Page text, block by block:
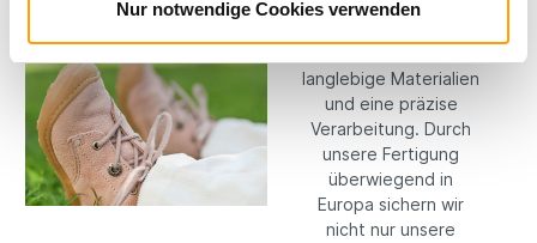
Nur notwendige Cookies verwenden
langlebige Materialien
und eine präzise
Verarbeitung. Durch
unsere Fertigung
überwiegend in
Europa sichern wir
nicht nur unsere